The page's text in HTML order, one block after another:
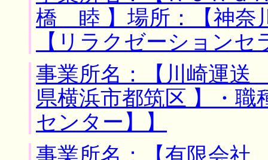
橋 睦 】場所：【神奈
【リラクゼーションセ
事業所名：【川崎運送
県横浜市都筑区 】・職
センター】】